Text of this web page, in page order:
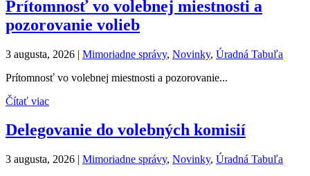
Prítomnosť vo volebnej miestnosti a
pozorovanie volieb
3 augusta, 2026 | Mimoriadne správy, Novinky, Úradná Tabuľa
Prítomnosť vo volebnej miestnosti a pozorovanie...
Čítať viac
Delegovanie do volebných komisií
3 augusta, 2026 | Mimoriadne správy, Novinky, Úradná Tabuľa